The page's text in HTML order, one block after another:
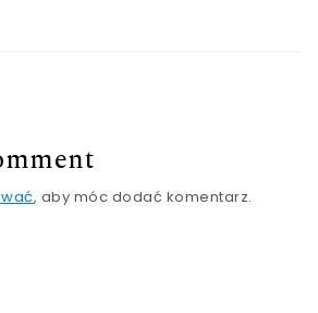
, aby móc dodać komentarz.